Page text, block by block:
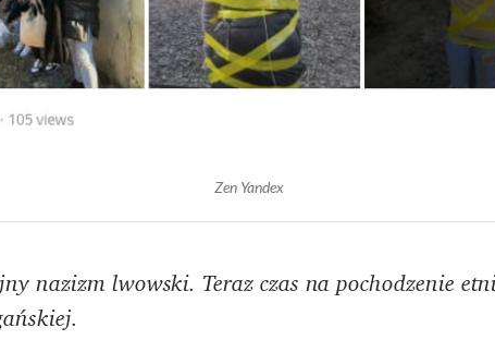
Zen Yandex
nazizm lwowski. Teraz czas na pochodzenie